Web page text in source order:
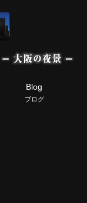
Blog
ブログ